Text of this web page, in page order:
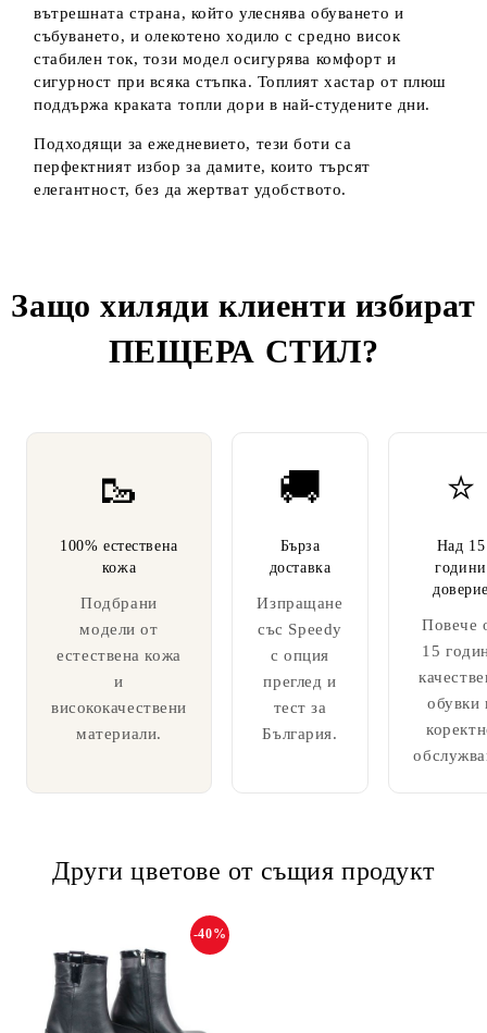
вътрешната страна, който улеснява обуването и
събуването, и олекотено ходило с средно висок
стабилен ток, този модел осигурява комфорт и
сигурност при всяка стъпка. Топлият хастар от плюш
поддържа краката топли дори в най-студените дни.
Подходящи за ежедневието, тези боти са
перфектният избор за дамите, които търсят
елегантност, без да жертват удобството.
Защо хиляди клиенти избират
ПЕЩЕРА СТИЛ?
🥾
100% естествена
кожа
Подбрани
модели от
естествена кожа
и
висококачествени
материали.
🚚
Бърза
доставка
Изпращане
със Speedy
с опция
преглед и
тест за
България.
⭐
Над 15
години
Повече
15
обувки
Други цветове от същия продукт
-40%